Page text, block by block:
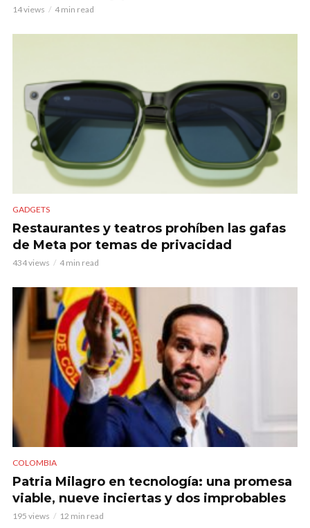
14 views 4 min read
GADGETS
Restaurantes y teatros prohíben las gafas
de Meta por temas de privacidad
434 views 4 min read
COLOMBIA
Patria Milagro en tecnología: una promesa
viable, nueve inciertas y dos improbables
195 views 12 min read